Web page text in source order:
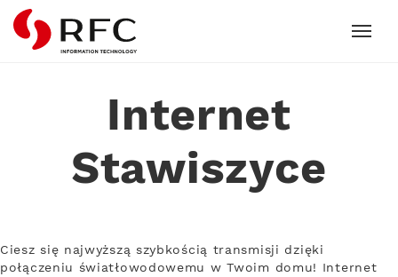
RFC
Internet
Stawiszyce
Ciesz się najwyższą szybkością transmisji dzięki
połączeniu światłowodowemu w Twoim domu! Internet